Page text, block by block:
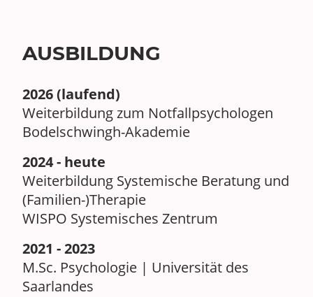
AUSBILDUNG
2026 (laufend)
Weiterbildung zum Notfallpsychologen
Bodelschwingh-Akademie
2024 - heute
Weiterbildung Systemische Beratung und
(Familien-)Therapie
WISPO Systemisches Zentrum
2021 - 2023
M.Sc. Psychologie | Universität des
Saarlandes